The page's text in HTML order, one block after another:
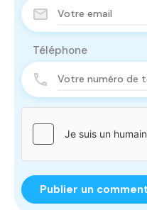
Téléphone